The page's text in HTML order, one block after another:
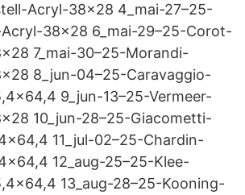
Acryl-38x28 4_mai-27–25-
38x28 6_mai-29–25-Corot-
7_mai-30–25-Morandi-
8_jun-04–25-Caravaggio-
9_jun-13–25-Vermeer-
10_jun-28–25-Giacometti-
11_jul-02–25-Chardin-
12_aug-25–25-Klee-
13_aug-28–25-Kooning-